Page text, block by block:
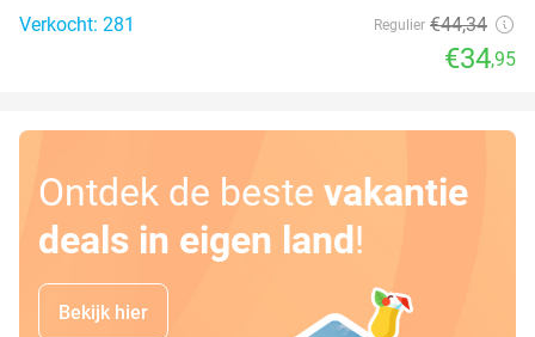
Verkocht: 281
Regulier €44,34
€34,95
Ontdek de beste vakantie
deals in eigen land!
Bekijk hier